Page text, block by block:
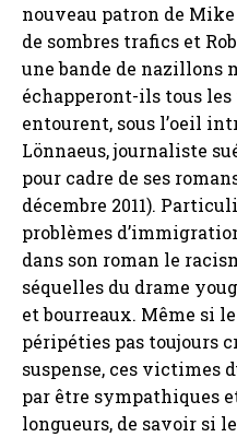
nouveau patron de
de sombres trafics et
une bande de nazillons
échapperont-ils tous
entourent, sous l’oeil
Lönnaeus, journaliste
pour cadre de ses
décembre 2011).
problèmes
dans son roman le
séquelles du drame
et bourreaux. Même si
péripéties pas toujours
suspense, ces victimes
par être sympathiques
longueurs, de savoir si